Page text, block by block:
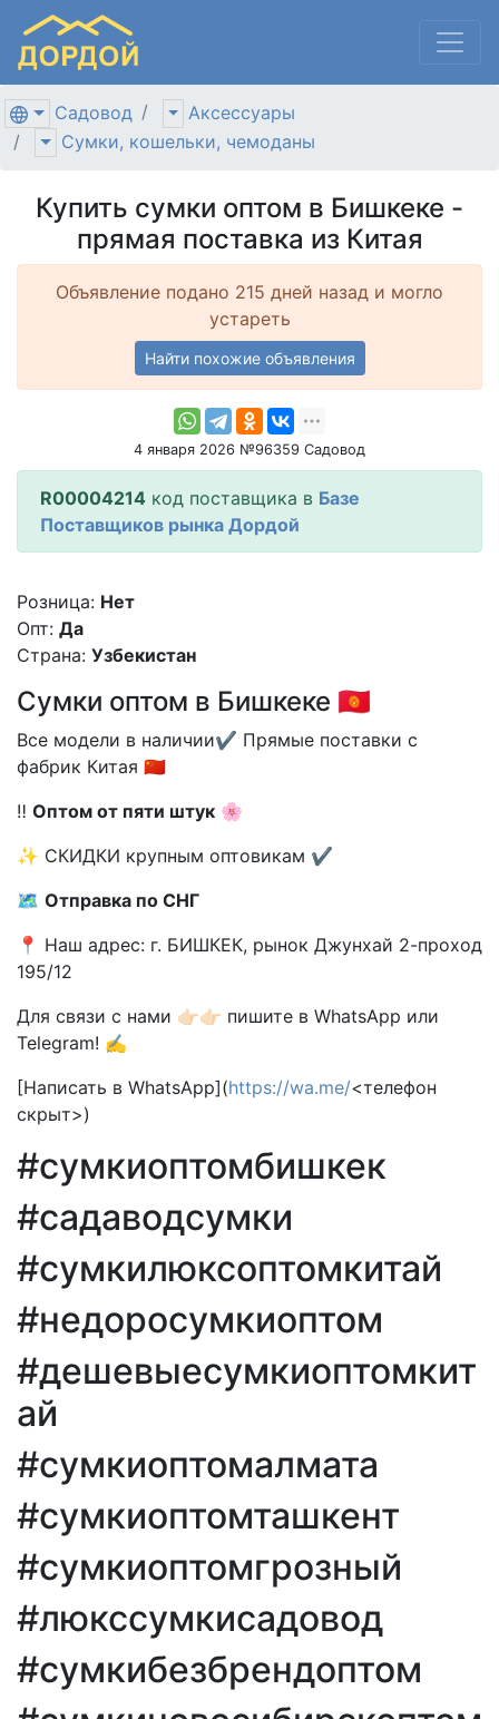
Садовод
Аксессуары
Сумки, кошельки, чемоданы
Купить сумки оптом в Бишкеке -
прямая поставка из Китая
Объявление подано 215 дней назад и могло
устареть
Найти похожие объявления
4 января 2026 №96359 Садовод
R00004214 код поставщика в Базе
Поставщиков рынка Дордой
Розница: Нет
Опт: Да
Страна: Узбекистан
Сумки оптом в Бишкеке 🇰🇬
Все модели в наличии✔️ Прямые поставки с
фабрик Китая 🇨🇳
‼️ Оптом от пяти штук 🌸
✨ СКИДКИ крупным оптовикам ✔️
🗺 Отправка по СНГ
📍 Наш адрес: г. БИШКЕК, рынок Джунхай 2-проход
195/12
Для связи с нами 👉🏻👉🏻 пишите в WhatsApp или
Telegram! ✍️
[Написать в WhatsApp](https://wa.me/<телефон
скрыт>)
#сумкиоптомбишкек
#садаводсумки
#сумкилюксоптомкитай
#недоросумкиоптом
#дешевыесумкиоптомкит
ай
#сумкиоптомалмата
#сумкиоптомташкент
#сумкиоптомгрозный
#люкссумкисадовод
#сумкибезбрендоптом